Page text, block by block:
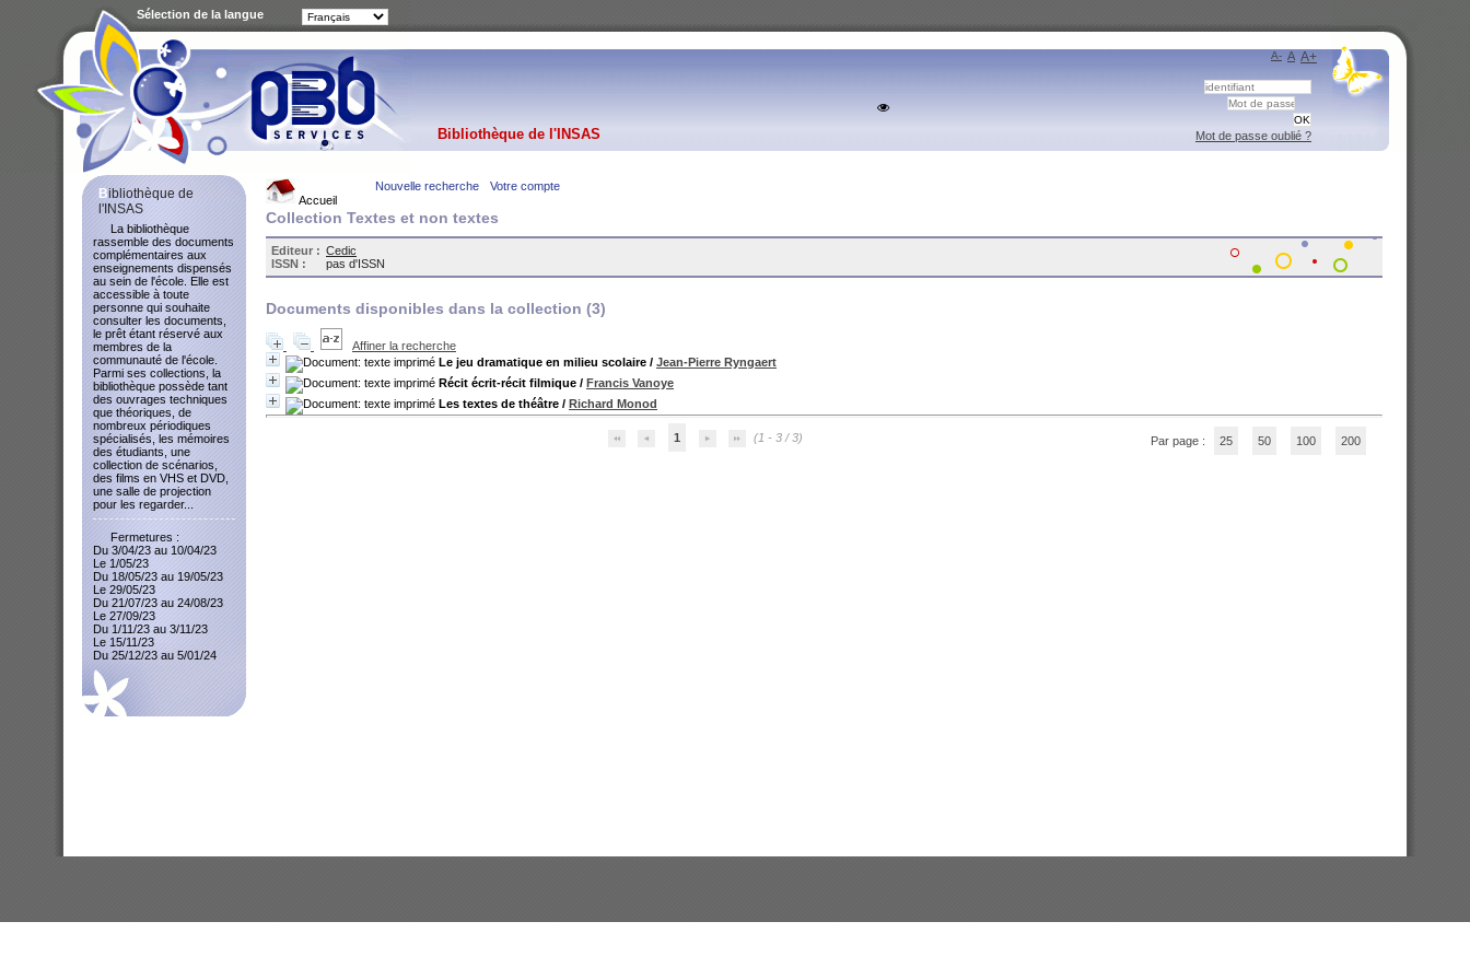
Accueil
Bibliothèque de l'INSAS
Nouvelle recherche Votre compte
Collection Textes et non textes
Editeur : Cedic
ISSN :
pas d'ISSN
Documents disponibles dans la collection (3)
Affiner la recherche
Le jeu dramatique en milieu scolaire / Jean-Pierre Ryngaert
Récit écrit-récit filmique / Francis Vanoye
Les textes de théâtre / Richard Monod
1 (1 - 3 / 3) Par page : 25 50 100 200
Bibliothèque de
l'INSAS
La bibliothèque
rassemble des documents
complémentaires aux
enseignements dispensés
au sein de l'école. Elle est
accessible à toute
personne qui souhaite
consulter les documents,
le prêt étant réservé aux
membres de la
communauté de l'école.
Parmi ses collections, la
bibliothèque possède tant
des ouvrages techniques
que théoriques, de
nombreux périodiques
spécialisés, les mémoires
des étudiants, une
collection de scénarios,
des films en VHS et DVD,
une salle de projection
pour les regarder...
Fermetures :
Du 3/04/23 au 10/04/23
Le 1/05/23
Du 18/05/23 au 19/05/23
Le 29/05/23
Du 21/07/23 au 24/08/23
Le 27/09/23
Du 1/11/23 au 3/11/23
Le 15/11/23
Du 25/12/23 au 5/01/24
A- A A+
Sélection de la langue
Mot de passe oublié ?